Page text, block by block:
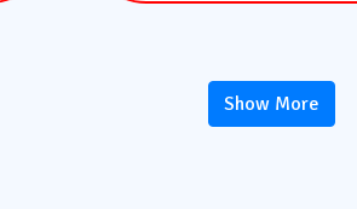
Show More